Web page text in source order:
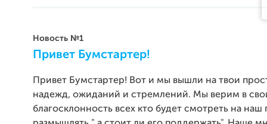
Новость №1
Привет Бумстартер!
Привет Бумстартер! Вот и мы вышли на твои
надежд, ожиданий и стремлений. Мы верим в
благосклонность всех кто будет смотреть на наш